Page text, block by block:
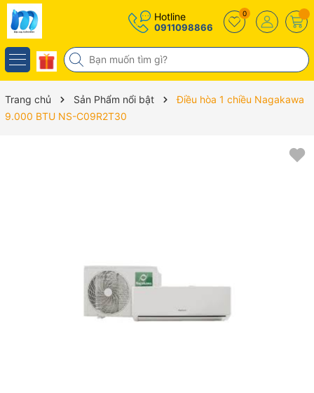
Hotline
0911098866
0
Trang chủ Sản Phẩm nổi bật
Điều hòa 1 chiều Nagakawa
9.000 BTU NS-C09R2T30